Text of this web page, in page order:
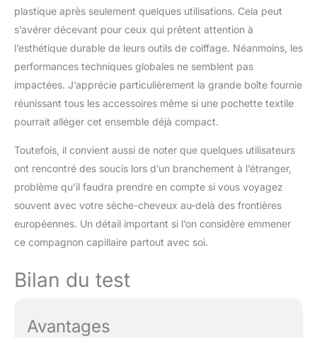
appareil coiffure cheveux
votre routine beauté
quotidienne sans effort
Coffret Cadeau élégant
pour les Passionnés de
emballage cadeau raffiné,
ce multistyler cheveux 5
pour Noël, la fête des
mères, un anniversaire, la
Saint-Valentin ou un
anniversaire de mariage.
partenaire ou amis une
expérience de coiffure
plastique après seulement quelques utilisations. Cela peut
s’avérer décevant pour ceux qui prêtent attention à
l’esthétique durable de leurs outils de coiffage. Néanmoins, les
performances techniques globales ne semblent pas
impactées. J’apprécie particulièrement la grande boîte fournie
réunissant tous les accessoires même si une pochette textile
pourrait alléger cet ensemble déjà compact.
Toutefois, il convient aussi de noter que quelques utilisateurs
ont rencontré des soucis lors d’un branchement à l’étranger,
problème qu’il faudra prendre en compte si vous voyagez
souvent avec votre sèche-cheveux au-delà des frontières
européennes. Un détail important si l’on considère emmener
ce compagnon capillaire partout avec soi.
Bilan du test
Avantages